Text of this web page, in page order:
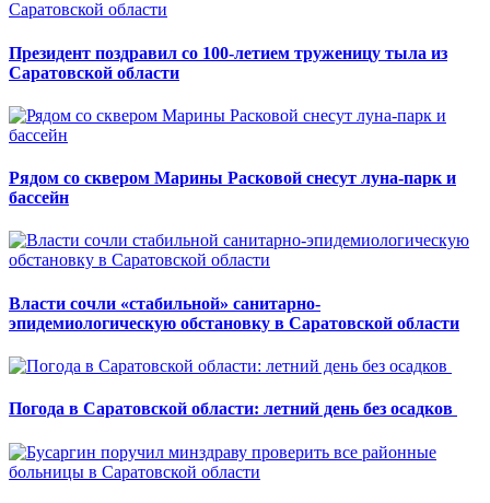
Президент поздравил со 100-летием труженицу тыла из
Саратовской области
Рядом со сквером Марины Расковой снесут луна-парк и
бассейн
Власти сочли «стабильной» санитарно-
эпидемиологическую обстановку в Саратовской области
Погода в Саратовской области: летний день без осадков